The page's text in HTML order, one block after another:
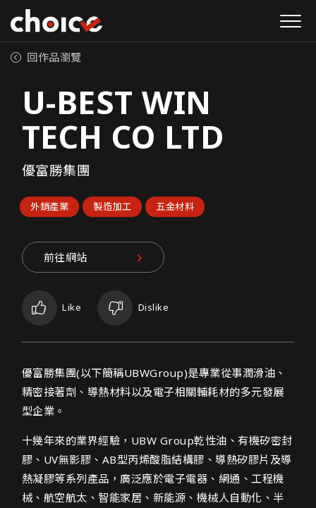
回作品瀏覽
U-BEST WIN
TECH CO LTD
優富勝集團
外銷產業 製造加工 五金材料
前往網站
Like Dislike
優富勝集團網頁設計介紹
優富勝集團(以下簡稱UBWGroup)是專業從事潤滑油、
精密接著劑、導熱材料以及電子相關輔耗材的多元發展
型企業。
十幾年來的業界經驗，UBW Group乾性油、有機矽密封
膠、UV無影膠、AB型丙烯酸脂結構膠、導熱矽膠片及導
熱凝膠等系列產品，廣泛應於電子電器、網通、工程機
械、航空航太、智能家居、新能源、機械人自動化、半